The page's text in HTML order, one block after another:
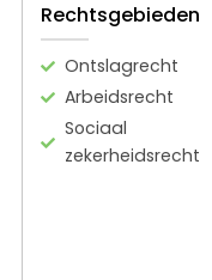
Rechtsgebieden
Ontslagrecht
Arbeidsrecht
Sociaal
zekerheidsrecht